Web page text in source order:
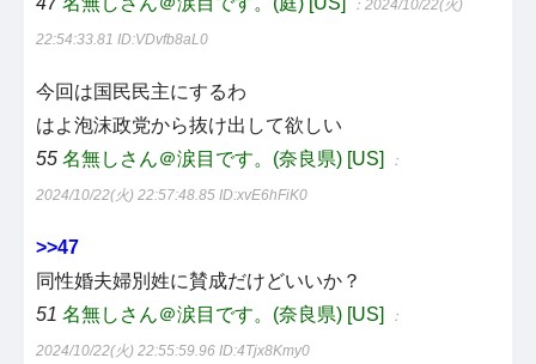
：2024/10/22(火)
22:54:33.81 ID:VDvfb8aL0
今回は国民民主にするわ
はよ泡沫政党から抜け出して欲しい
55 名無しさん＠涙目です。(奈良県) [US] ：
2024/10/22(火) 22:57:48.85 ID:xvE6hFiK0
>>47
同性婚夫婦別姓に賛成だけどいいか？
51 名無しさん＠涙目です。(奈良県) [US] ：
2024/10/22(火) 22:55:59.96 ID:4Tjx8Kmy0